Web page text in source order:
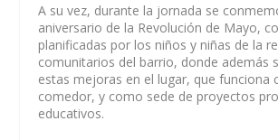
A su vez, durante la jornada se
aniversario de la Revolución de Mayo,
planificadas por los niños y niñas de la
comunitarios del barrio, donde además
estas mejoras en el lugar, que funciona
comedor, y como sede de proyectos
educativos.